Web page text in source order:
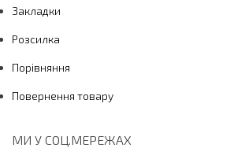
Закладки
Розсилка
Порівняння
Повернення товару
МИ У СОЦ.МЕРЕЖАХ